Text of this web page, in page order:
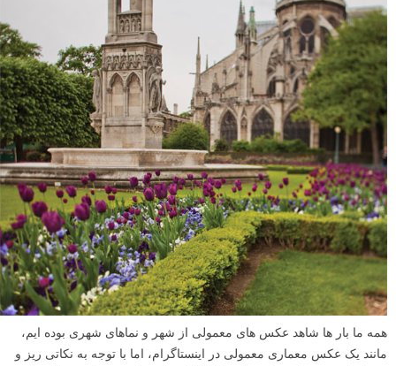
همه ما بار ها شاهد عکس های معمولی از شهر و نماهای شهری بوده ایم،
مانند یک عکس معماری معمولی در اینستاگرام، اما با توجه به نکاتی ریز و